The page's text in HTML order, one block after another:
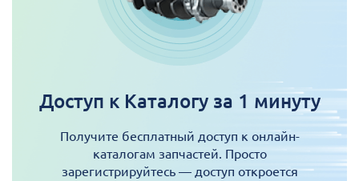
Доступ к Каталогу за 1 минуту
Получите бесплатный доступ к онлайн-
каталогам запчастей. Просто
зарегистрируйтесь — доступ откроется